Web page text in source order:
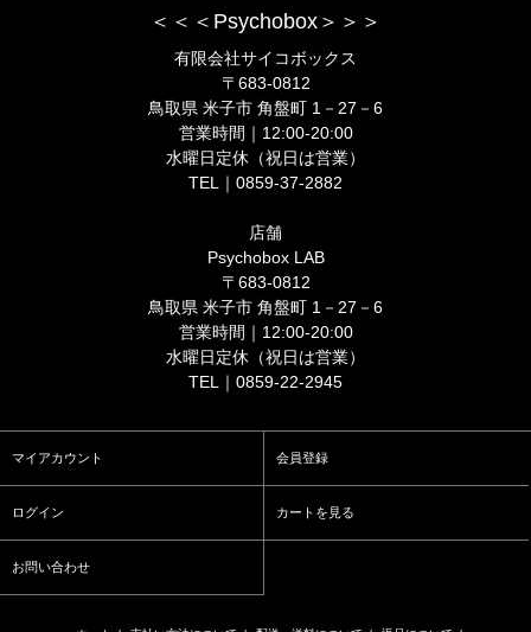
＜＜＜Psychobox＞＞＞
有限会社サイコボックス
〒683-0812
鳥取県 米子市 角盤町 1－27－6
営業時間｜12:00-20:00
水曜日定休（祝日は営業）
TEL｜0859-37-2882
店舗
Psychobox LAB
〒683-0812
鳥取県 米子市 角盤町 1－27－6
営業時間｜12:00-20:00
水曜日定休（祝日は営業）
TEL｜0859-22-2945
マイアカウント 会員登録
ログイン カートを見る
お問い合わせ